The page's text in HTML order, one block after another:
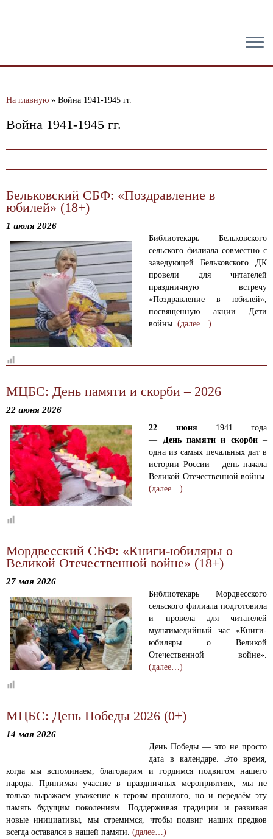
На главную » Война 1941-1945 гг.
Война 1941-1945 гг.
Бельковский СБФ: «Поздравление в
юбилей» (18+)
1 июля 2026
Библиотекарь Бельковского
сельского филиала совместно с
заведующей Бельковского ДК
провели для читателей
праздничную встречу
«Поздравление в юбилей»,
посвященную акции Дети
войны.(далее…)
МЦБС: День памяти и скорби – 2026
22 июня 2026
22 июня1941 года
— День памяти и скорби–
одна из самых печальных дат в
истории России – день начала
Великой Отечественной войны.
(далее…)
Мордвесский СБФ: «Книги-юбиляры о
Великой Отечественной войне» (18+)
27 мая 2026
Библиотекарь Мордвесского
сельского филиала подготовила
и провела для читателей
мультимедийный час «Книги-
юбиляры о Великой
Отечественной войне».
(далее…)
МЦБС: День Победы 2026 (0+)
14 мая 2026
День Победы — это не просто
дата в календаре. Это время,
когда мы вспоминаем, благодарим и гордимся подвигом нашего
народа. Принимая участие в праздничных мероприятиях, мы не
только выражаем уважение к героям прошлого, но и передаём эту
память будущим поколениям. Поддерживая традиции и развивая
новые инициативы, мы стремимся, чтобы подвиг наших предков
всегда оставался в нашей памяти. (далее…)